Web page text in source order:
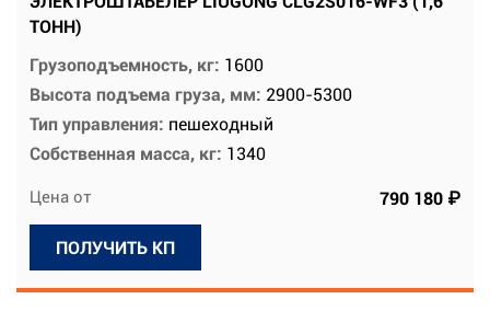
ТОНН)
Грузоподъемность, кг: 1600
Высота подъема груза, мм: 2900-5300
Тип управления: пешеходный
Собственная масса, кг: 1340
Цена от 790 180 ₽
ПОЛУЧИТЬ КП